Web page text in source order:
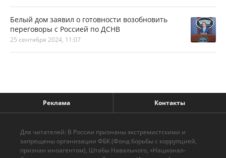
Белый дом заявил о готовности возобновить
переговоры с Россией по ДСНВ
25 сентября 2024, 11:07
Реклама Контакты
Для читателей: В России признаны экстремистскими и
запрещены организации ФБК (Фонд борьбы с коррупцией,
признан иноагентом), Штабы Навального, «Национал-